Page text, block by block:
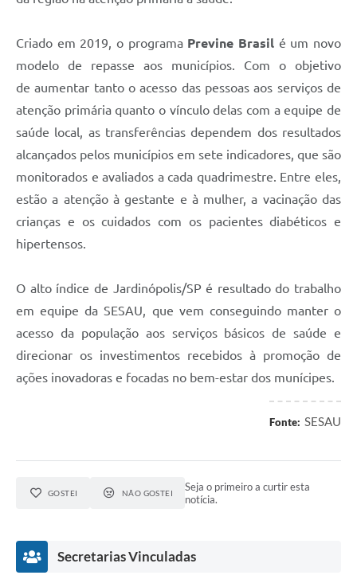
Criado em 2019, o programa Previne Brasil é um novo
modelo de repasse aos municípios. Com o objetivo
de aumentar tanto o acesso das pessoas aos serviços de
atenção primária quanto o vínculo delas com a equipe de
saúde local, as transferências dependem dos resultados
alcançados pelos municípios em sete indicadores, que são
monitorados e avaliados a cada quadrimestre. Entre eles,
estão a atenção à gestante e à mulher, a vacinação das
crianças e os cuidados com os pacientes diabéticos e
hipertensos.
O alto índice de Jardinópolis/SP é resultado do trabalho
em equipe da SESAU, que vem conseguindo manter o
acesso da população aos serviços básicos de saúde e
direcionar os investimentos recebidos à promoção de
ações inovadoras e focadas no bem-estar dos munícipes.
Fonte: SESAU
GOSTEI NÃO GOSTEI
Seja o primeiro a curtir esta
notícia.
Secretarias Vinculadas